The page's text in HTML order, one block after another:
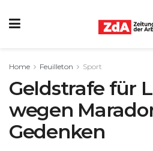
Home Feuilleton Sport
Geldstrafe für
wegen
Gedenken